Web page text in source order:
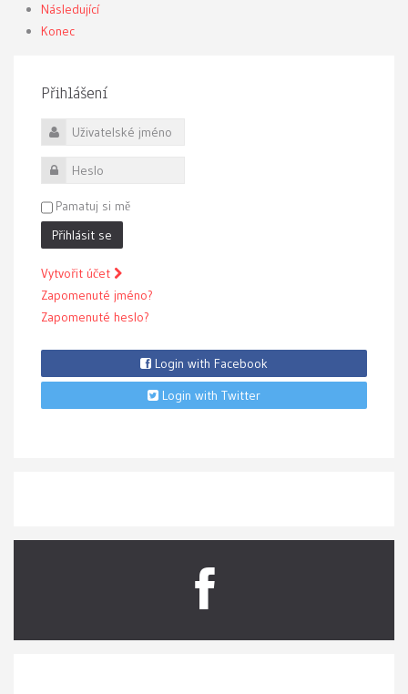
Následující
Konec
Přihlášení
Uživatelské jméno
Heslo
Pamatuj si mě
Přihlásit se
Vytvořit účet
Zapomenuté jméno?
Zapomenuté heslo?
Login with Facebook
Login with Twitter